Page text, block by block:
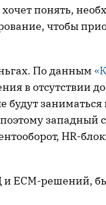
понять,
чтобы
По данным
в отсутствии
будут
западный
HR-
и ECM-решений,